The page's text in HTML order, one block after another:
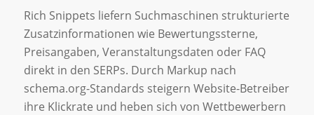
Rich Snippets liefern Suchmaschinen strukturierte
Zusatzinformationen wie Bewertungssterne,
Preisangaben, Veranstaltungsdaten oder FAQ
direkt in den SERPs. Durch Markup nach
schema.org-Standards steigern Website-Betreiber
ihre Klickrate und heben sich von Wettbewerbern